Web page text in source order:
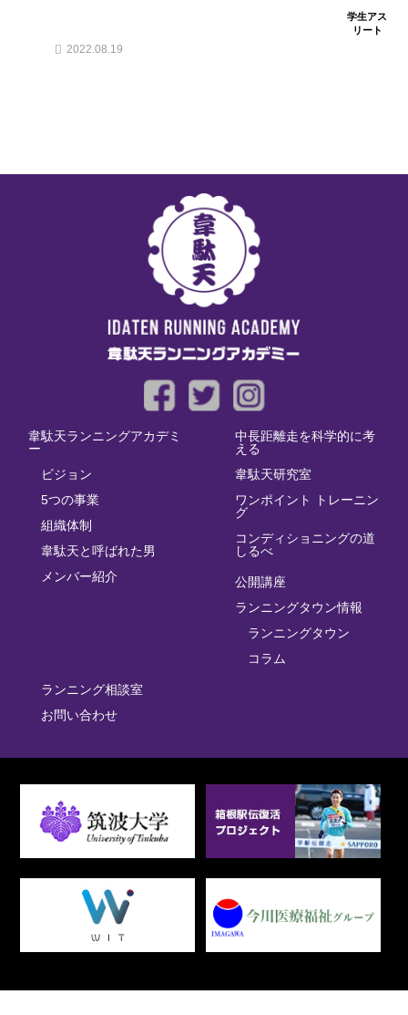
学生アス
リート
2022.08.19
韋駄天ランニングアカデミ
ー
ビジョン
5つの事業
組織体制
韋駄天と呼ばれた男
メンバー紹介
中長距離走を科学的に考
える
韋駄天研究室
ワンポイント トレーニン
グ
コンディショニングの道
しるべ
公開講座
ランニングタウン情報
ランニングタウン
コラム
ランニング相談室
お問い合わせ